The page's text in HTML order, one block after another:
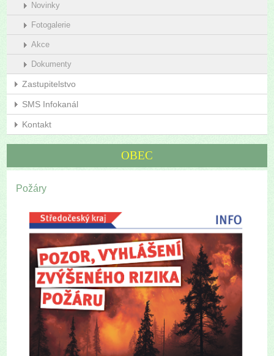
Novinky
Fotogalerie
Akce
Dokumenty
Zastupitelstvo
SMS Infokanál
Kontakt
OBEC
Požáry